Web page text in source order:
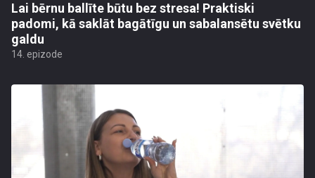
Lai bērnu ballīte būtu bez stresa! Praktiski
padomi, kā saklāt bagātīgu un sabalansētu svētku
galdu
14. epizode